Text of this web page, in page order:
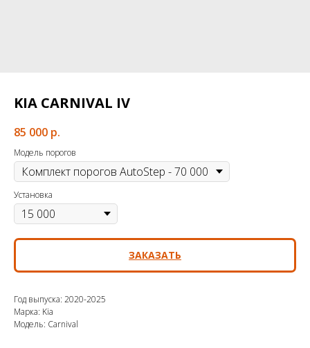
KIA CARNIVAL IV
85 000 р.
Модель порогов
Установка
ЗАКАЗАТЬ
Год выпуска: 2020-2025
Марка: Kia
Модель: Carnival